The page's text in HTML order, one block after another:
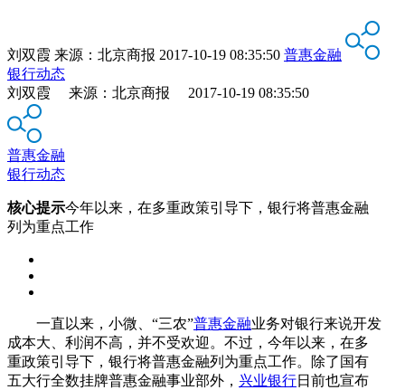
刘双霞 来源： 北京商报 2017-10-19 08:35:50 普惠金融
银行动态
刘双霞 来源：北京商报 2017-10-19 08:35:50
普惠金融
银行动态
核心提示今年以来，在多重政策引导下，银行将普惠金融
列为重点工作
一直以来，小微、“三农”普惠金融业务对银行来说开发
成本大、利润不高，并不受欢迎。不过，今年以来，在多
重政策引导下，银行将普惠金融列为重点工作。除了国有
五大行全数挂牌普惠金融事业部外， 兴业银行日前也宣布